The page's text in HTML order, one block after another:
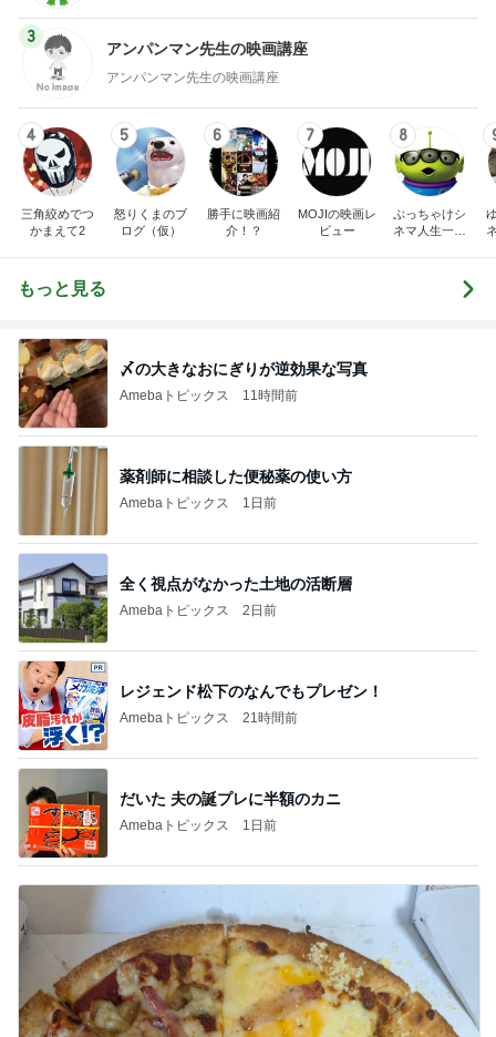
3
アンパンマン先生の映画講座
アンパンマン先生の映画講座
4
三角絞めでつ
かまえて2
5
怒りくまのブ
ログ（仮）
6
勝手に映画紹
介！？
7
MOJIの映画レ
ビュー
8
ぶっちゃけシ
ネマ人生一直
もっと見る
〆の大きなおにぎりが逆効果な写真
Amebaトピックス 11時間前
薬剤師に相談した便秘薬の使い方
Amebaトピックス 1日前
全く視点がなかった土地の活断層
Amebaトピックス 2日前
レジェンド松下のなんでもプレゼン！
Amebaトピックス 21時間前
だいた 夫の誕プレに半額のカニ
Amebaトピックス 1日前